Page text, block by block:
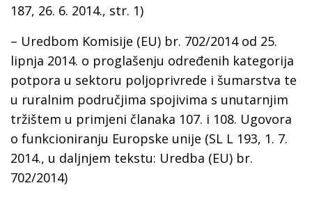
187, 26. 6. 2014., str. 1)
– Uredbom Komisije (EU) br. 702/2014 оd 25.
lipnja 2014. o proglašenju određenih kategorija
potpora u sektoru poljoprivrede i šumarstva te
u ruralnim područjima spojivima s unutarnjim
tržištem u primjeni članaka 107. i 108. Ugovora
o funkcioniranju Europske unije (SL L 193, 1. 7.
2014., u daljnjem tekstu: Uredba (EU) br.
702/2014)